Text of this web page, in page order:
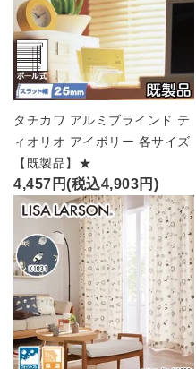
タチカワ アルミブラインド テ
ィオリオ アイボリー 各サイズ
【既製品】★
4,457円(税込4,903円)